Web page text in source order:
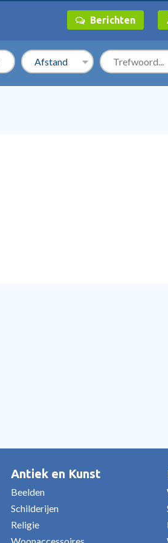
Berichten
Antiek en Kunst
Beelden
Schilderijen
Religie